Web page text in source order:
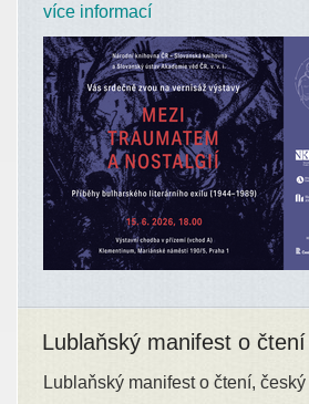
více informací
Lublaňský manifest o čtení
Lublaňský manifest o čtení,